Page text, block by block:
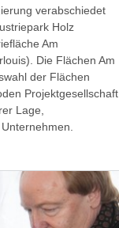
verabschiedet
Holz
Am
Die Flächen Am
der Flächen
Projektgesellschaft
Lage,